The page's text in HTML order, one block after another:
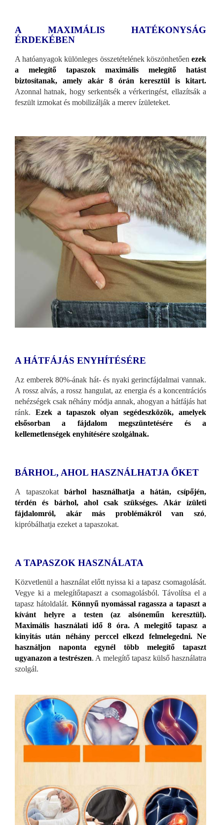
A MAXIMÁLIS HATÉKONYSÁG
ÉRDEKÉBEN
A hatóanyagok különleges összetételének köszönhetően ezek
a melegítő tapaszok maximális melegítő hatást
biztosítanak, amely akár 8 órán keresztül is kitart.
Azonnal hatnak, hogy serkentsék a vérkeringést, ellazítsák a
feszült izmokat és mobilizálják a merev ízületeket.
A HÁTFÁJÁS ENYHÍTÉSÉRE
Az emberek 80%-ának hát- és nyaki gerincfájdalmai vannak.
A rossz alvás, a rossz hangulat, az energia és a koncentrációs
nehézségek csak néhány módja annak, ahogyan a hátfájás hat
ránk. Ezek a tapaszok olyan segédeszközök, amelyek
elsősorban a fájdalom megszüntetésére és a
kellemetlenségek enyhítésére szolgálnak.
BÁRHOL, AHOL HASZNÁLHATJA ŐKET
A tapaszokatbárhol használhatja a hátán, csípőjén,
térdén és bárhol, ahol csak szükséges. Akár ízületi
fájdalomról, akár más problémákról van szó,
kipróbálhatja ezeket a tapaszokat.
A TAPASZOK HASZNÁLATA
Közvetlenül a használat előtt nyissa ki a tapasz csomagolását.
Vegye ki a melegítőtapaszt a csomagolásból. Távolítsa el a
tapasz hátoldalát. Könnyű nyomással ragassza a tapaszt a
kívánt helyre a testen (az alsóneműn keresztül).
Maximális használati idő 8 óra. A melegítő tapasz a
kinyitás után néhány perccel elkezd felmelegedni. Ne
használjon naponta egynél több melegítő tapaszt
ugyanazon a testrészen. A melegítő tapasz külső használatra
szolgál.